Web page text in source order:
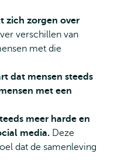
zich zorgen over
verschillen van
met die
dat mensen steeds
met een
meer harde en
media. Deze
dat de samenleving